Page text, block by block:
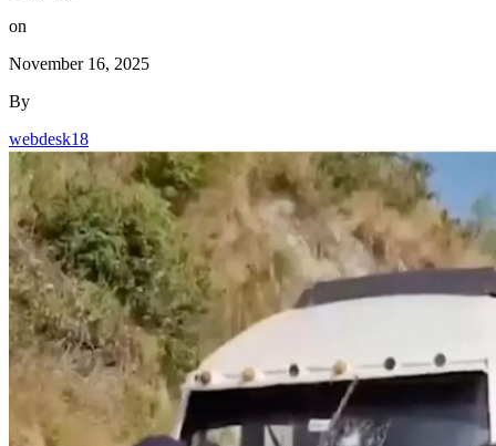
on
November 16, 2025
By
webdesk18